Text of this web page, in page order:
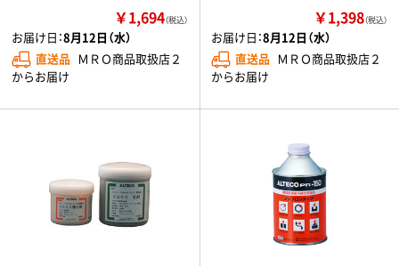
￥1,694（税込）
お届け日：8月12日（水）
直送品 ＭＲＯ商品取扱店２
からお届け
￥1,398（税込）
お届け日：8月12日（水）
直送品 ＭＲＯ商品取扱店２
からお届け